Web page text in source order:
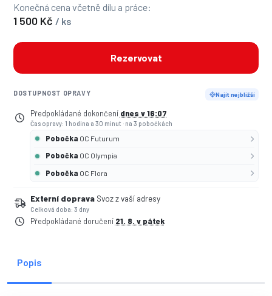
Konečná cena včetně dílu a práce:
1 500 Kč / ks
Rezervovat
DOSTUPNOST OPRAVY Najít nejbližší
Předpokládané dokončení dnes v 16:07
Čas opravy: 1 hodina a 30 minut · na 3 pobočkách
Pobočka OC Futurum
Pobočka OC Olympia
Pobočka OC Flora
Externí doprava Svoz z vaší adresy
Celková doba: 3 dny
Předpokládané doručení 21. 8. v pátek
Popis